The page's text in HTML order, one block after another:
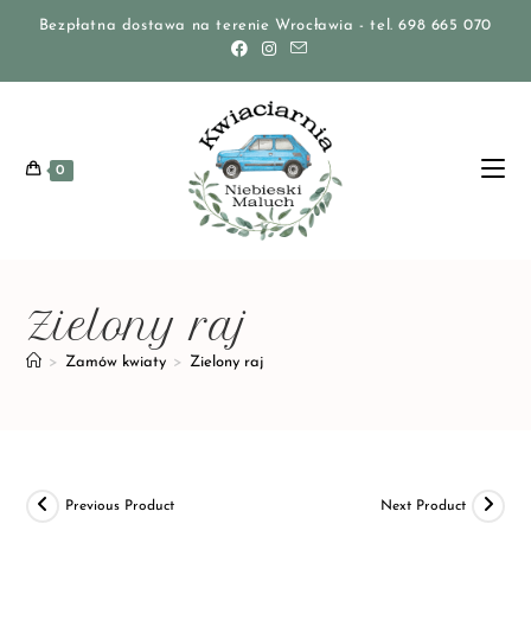
Bezpłatna dostawa na terenie Wrocławia - tel. 698 665 070
0
Zielony raj
> Zamów kwiaty > Zielony raj
Previous Product Next Product